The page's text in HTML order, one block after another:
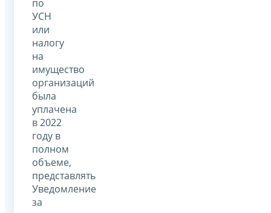
по
УСН
или
налогу
на
имущество
организаций
была
уплачена
в 2022
году в
полном
объеме,
представлять
Уведомление
за